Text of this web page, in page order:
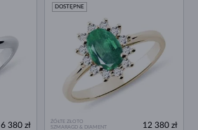
6 380 zł
ŻÓŁTE ZŁOTO
SZMARAGD & DIAMENT
DOSTĘPNE
12 380 zł